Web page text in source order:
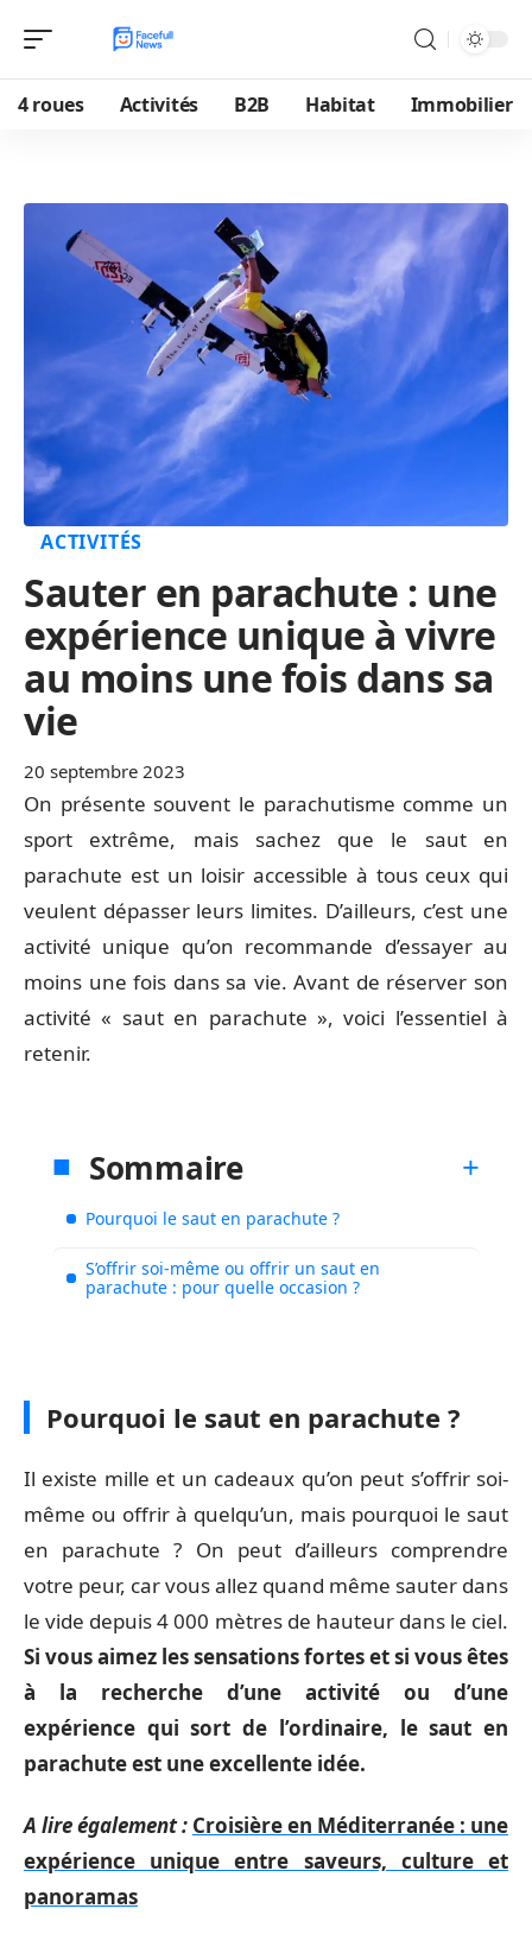
4 roues Activités B2B Habitat Immobilier
ACTIVITÉS
Sauter en parachute : une
expérience unique à vivre
au moins une fois dans sa
vie
20 septembre 2023
On présente souvent le parachutisme comme un
sport extrême, mais sachez que le saut en
parachute est un loisir accessible à tous ceux qui
veulent dépasser leurs limites. D’ailleurs, c’est une
activité unique qu’on recommande d’essayer au
moins une fois dans sa vie. Avant de réserver son
activité « saut en parachute », voici l’essentiel à
retenir.
Sommaire
Pourquoi le saut en parachute ?
S’offrir soi-même ou offrir un saut en
parachute : pour quelle occasion ?
Pourquoi le saut en parachute ?
Il existe mille et un cadeaux qu’on peut s’offrir soi-
même ou offrir à quelqu’un, mais pourquoi le saut
en parachute ? On peut d’ailleurs comprendre
votre peur, car vous allez quand même sauter dans
le vide depuis 4 000 mètres de hauteur dans le ciel.
Si vous aimez les sensations fortes et si vous êtes
à la recherche d’une activité ou d’une
expérience qui sort de l’ordinaire, le saut en
parachute est une excellente idée.
A lire également : Croisière en Méditerranée : une
expérience unique entre saveurs, culture et
panoramas